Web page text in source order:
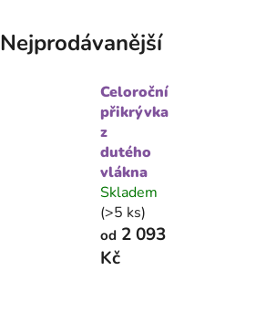
Nejprodávanější
Celoroční
přikrývka
z
dutého
vlákna
Skladem
(>5 ks)
od 2 093
Kč